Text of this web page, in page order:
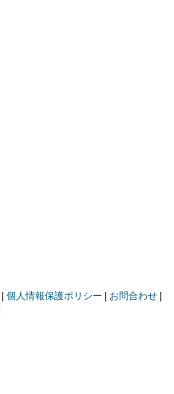
個人情報保護ポリシー
お問合わせ